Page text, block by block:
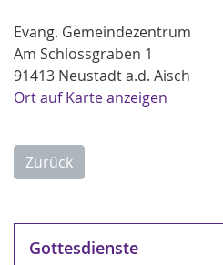
Evang. Gemeindezentrum
Am Schlossgraben 1
91413 Neustadt a.d. Aisch
Ort auf Karte anzeigen
Zurück
Gottesdienste